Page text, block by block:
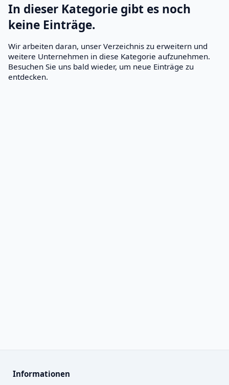
In dieser Kategorie gibt es noch
keine Einträge.
Wir arbeiten daran, unser Verzeichnis zu erweitern und
weitere Unternehmen in diese Kategorie aufzunehmen.
Besuchen Sie uns bald wieder, um neue Einträge zu
entdecken.
Informationen